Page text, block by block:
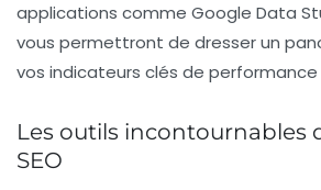
applications comme Google Data
vous permettront de dresser un
vos indicateurs clés de performance
Les outils incontournables
SEO